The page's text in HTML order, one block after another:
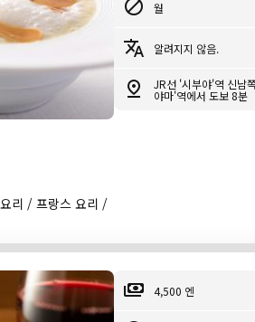
리 / 프랑스 요리 /
월
알려지지 않음.
JR선 '시부야'역 신남
야마'역에서 도보 8분
4,500 엔